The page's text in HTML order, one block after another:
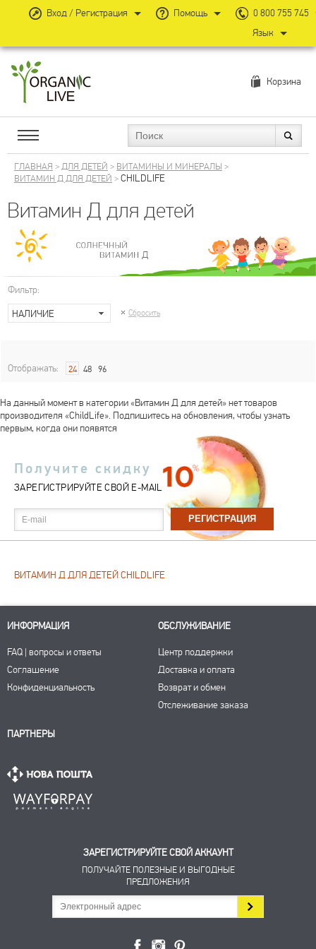
Корзина
ГЛАВНАЯ >ДЛЯ ДЕТЕЙ > ВИТАМИНЫ И МИНЕРАЛЫ >
ВИТАМИН Д ДЛЯ ДЕТЕЙ >CHILDLIFE
Витамин Д для детей
Фильтр:
НАЛИЧИЕ
Сбросить
Отображать: 24 48 96
На данный момент в категории «Витамин Д для детей» нет товаров
производителя «ChildLife». Подпишитесь на обновления, чтобы узнать
первым, когда они появятся
Получите скидку
ЗАРЕГИСТРИРУЙТЕ СВОЙ E-MAIL
E-mail
Вход / Регистрация Помощь
0 800 755 745
Язык
ВИТАМИН Д ДЛЯ ДЕТЕЙ CHILDLIFE
ИНФОРМАЦИЯ
FAQ | вопросы и ответы
Соглашение
Конфиденциальность
ОБСЛУЖИВАНИЕ
Центр поддержки
Доставка и оплата
Возврат и обмен
Отслеживание заказа
ПАРТНЕРЫ
ЗАРЕГИСТРИРУЙТЕ СВОЙ АККАУНТ
ПОЛУЧАЙТЕ ПОЛЕЗНЫЕ И ВЫГОДНЫЕ
ПРЕДЛОЖЕНИЯ